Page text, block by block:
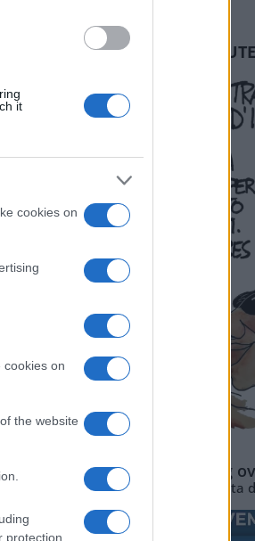
it
cookies on
cookies on
the website
La standing
Vignetta